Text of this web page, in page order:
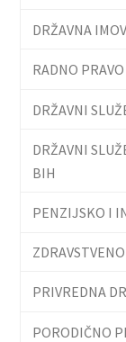
DRŽAVNA
RADNO PRAVO
DRŽAVNI
DRŽAVNI
BIH
PENZIJSKO I
PRIVREDNA
PORODIČNO